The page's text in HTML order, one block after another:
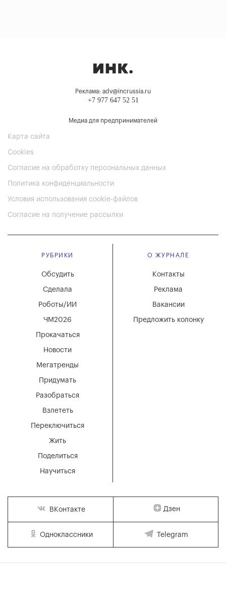
Реклама: adv@incrussia.ru
+7 977 647 52 51
Медиа для предпринимателей
Карта сайта
Cookies
Согласие на обработку персональных данных
Политика конфиденциальности
Условия использования cookie-файлов
Согласие на получение рассылки
РУБРИКИ
Мегатренды
Придумать
Разобраться
Взлететь
Новости
Переключиться
Жить
Поделиться
Научиться
Обсудить
Сделала
Роботы/ИИ
ЧМ2026
Прокачаться
О ЖУРНАЛЕ
Вакансии
Реклама
Контакты
Предложить колонку
ВКонтакте Дзен
Одноклассники Telegram